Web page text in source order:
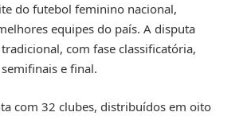
do futebol feminino nacional,
equipes do país. A disputa
com fase classificatória,
e final.
com 32 clubes, distribuídos em oito